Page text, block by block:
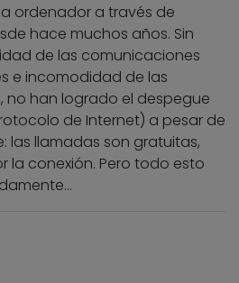
ordenador a través de
hace muchos años. Sin
de las comunicaciones
e incomodidad de las
no han logrado el despegue
de Internet) a pesar de
las llamadas son gratuitas,
la conexión. Pero todo esto